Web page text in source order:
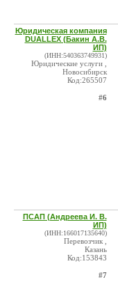
Юридическая компания
DUALLEX (Бакин А.В.
ИП)
(ИНН:540363749931)
Юридические услуги ,
Новосибирск
Код:265507
#6
ПСАП (Андреева И. В.
ИП)
(ИНН:166017135640)
Перевозчик ,
Казань
Код:153843
#7